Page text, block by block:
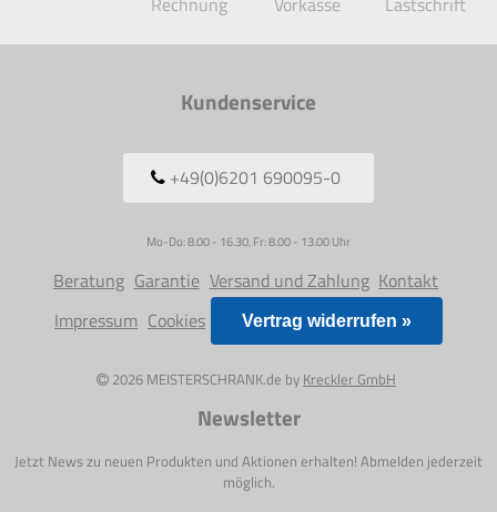
Kundenservice
+49(0)6201 690095-0
Mo-Do: 8.00 - 16.30, Fr: 8.00 - 13.00 Uhr
Beratung Garantie Versand und Zahlung Kontakt
Impressum Cookies Vertrag widerrufen »
2026 MEISTERSCHRANK.de by Kreckler GmbH
Newsletter
Jetzt News zu neuen Produkten und Aktionen erhalten! Abmelden jederzeit
möglich.